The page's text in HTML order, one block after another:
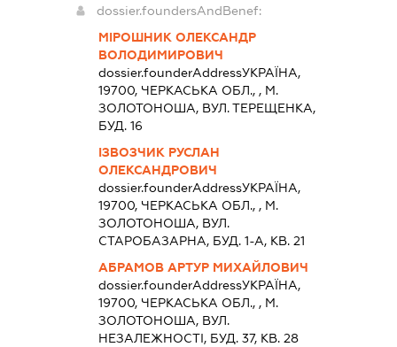
dossier.foundersAndBenef:
МІРОШНИК ОЛЕКСАНДР
ВОЛОДИМИРОВИЧ
dossier.founderAddressУКРАЇНА,
19700, ЧЕРКАСЬКА ОБЛ., , М.
ЗОЛОТОНОША, ВУЛ. ТЕРЕЩЕНКА,
БУД. 16
ІЗВОЗЧИК РУСЛАН
ОЛЕКСАНДРОВИЧ
dossier.founderAddressУКРАЇНА,
19700, ЧЕРКАСЬКА ОБЛ., , М.
ЗОЛОТОНОША, ВУЛ.
СТАРОБАЗАРНА, БУД. 1-А, КВ. 21
АБРАМОВ АРТУР МИХАЙЛОВИЧ
dossier.founderAddressУКРАЇНА,
19700, ЧЕРКАСЬКА ОБЛ., , М.
ЗОЛОТОНОША, ВУЛ.
НЕЗАЛЕЖНОСТІ, БУД. 37, КВ. 28